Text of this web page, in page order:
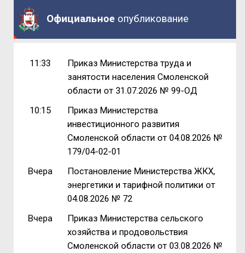
Официальное опубликование
11:33
Приказ Министерства труда и
занятости населения Смоленской
области от 31.07.2026 № 99-ОД
10:15
Приказ Министерства
инвестиционного развития
Смоленской области от 04.08.2026 №
179/04-02-01
Вчера
Постановление Министерства ЖКХ,
энергетики и тарифной политики от
04.08.2026 № 72
Вчера
Приказ Министерства сельского
хозяйства и продовольствия
Смоленской области от 03.08.2026 №